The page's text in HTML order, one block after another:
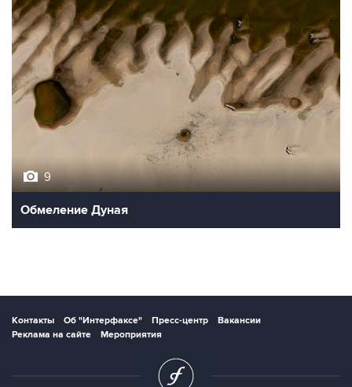
9
Обмеление Дуная
Контакты Об "Интерфаксе" Пресс-центр
Вакансии
Реклама на сайте
Мероприятия